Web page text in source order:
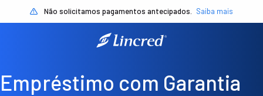
Não solicitamos pagamentos antecipados. Saiba mais
Empréstimo com Garantia